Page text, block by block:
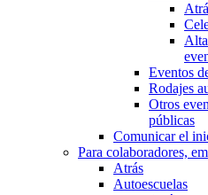
Eventos
Rodajes
Otros
públicas
Comunicar el
Para colaboradores,
Atrás
Autoescuelas